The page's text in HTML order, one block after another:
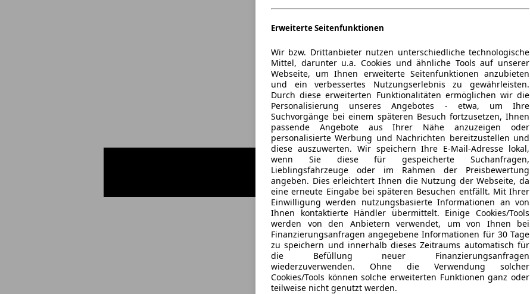
Erweiterte Seitenfunktionen
Wir bzw. Drittanbieter nutzen unterschiedliche technologische
Mittel, darunter u.a. Cookies und ähnliche Tools auf unserer
Webseite, um Ihnen erweiterte Seitenfunktionen anzubieten
und ein verbessertes Nutzungserlebnis zu gewährleisten.
Durch diese erweiterten Funktionalitäten ermöglichen wir die
Personalisierung unseres Angebotes - etwa, um Ihre
Suchvorgänge bei einem späteren Besuch fortzusetzen, Ihnen
passende Angebote aus Ihrer Nähe anzuzeigen oder
personalisierte Werbung und Nachrichten bereitzustellen und
diese auszuwerten. Wir speichern Ihre E-Mail-Adresse lokal,
wenn Sie diese für gespeicherte Suchanfragen,
Lieblingsfahrzeuge oder im Rahmen der Preisbewertung
angeben. Dies erleichtert Ihnen die Nutzung der Webseite, da
eine erneute Eingabe bei späteren Besuchen entfällt. Mit Ihrer
Einwilligung werden nutzungsbasierte Informationen an von
Ihnen kontaktierte Händler übermittelt. Einige Cookies/Tools
werden von den Anbietern verwendet, um von Ihnen bei
Finanzierungsanfragen angegebene Informationen für 30 Tage
zu speichern und innerhalb dieses Zeitraums automatisch für
die Befüllung neuer Finanzierungsanfragen
wiederzuverwenden. Ohne die Verwendung solcher
Cookies/Tools können solche erweiterten Funktionen ganz oder
teilweise nicht genutzt werden.